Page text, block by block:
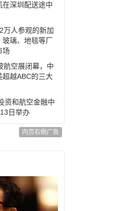
深圳配送途中
万人参观的新加
璃、地毯等厂
场
航空展闭幕，中
超越ABC的三大
资和航空金融中
日举办
内页右侧广告